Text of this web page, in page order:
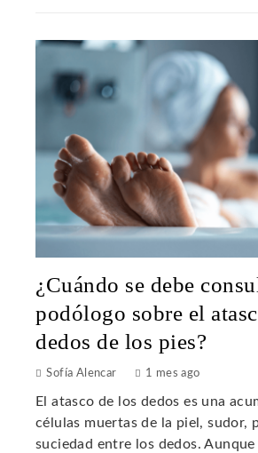
¿Cuándo se debe
podólogo sobre el
dedos de los pies?
Sofía Alencar 1 mes ago
El atasco de los dedos es una
células muertas de la piel, sudor,
suciedad entre los dedos. Aunque